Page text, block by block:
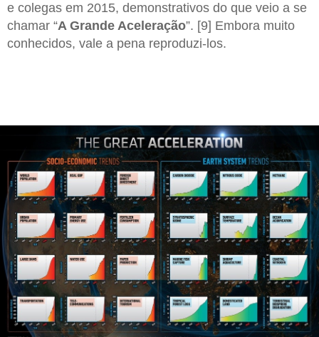
e colegas em 2015, demonstrativos do que veio a se
chamar “A Grande Aceleração”. [9] Embora muito
conhecidos, vale a pena reproduzi-los.